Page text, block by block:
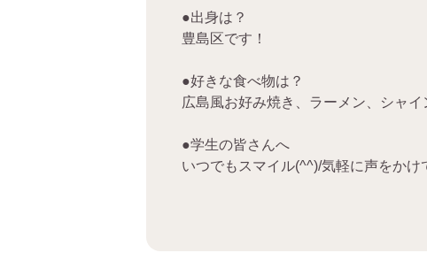
●出身は？
豊島区です！
●好きな食べ物は？
広島風お好み焼き、ラーメン、シャイ
●学生の皆さんへ
いつでもスマイル(^^)/気軽に声をかけ